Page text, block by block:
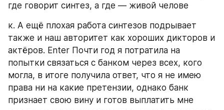
где говорит синтез, а где — живой челове
к. А ещё плохая работа синтезов подрывает
также и наш авторитет как хороших дикторов и
актёров. Enter Почти год я потратила на
попытки связаться с банком через всех, кого
могла, в итоге получила ответ, что я не имею
права ни на какие претензии, однако банк
признает свою вину и готов выплатить мне